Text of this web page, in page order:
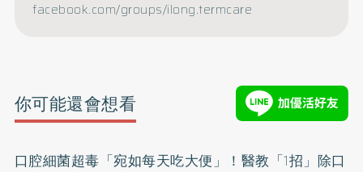
facebook.com/groups/ilong.termcare
你可能還會想看
口腔細菌超毒「宛如每天吃大便」！醫教「1招」除口